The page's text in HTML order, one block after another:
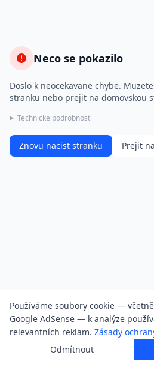
Neco se pokazilo
Doslo k neocekavane chybe.
stranku nebo prejit na domovskou
Technicke podrobnosti
Znovu nacist stranku Prejit
Používáme soubory cookie —
Google AdSense — k analýze
relevantních reklam. Zásady
Odmítnout